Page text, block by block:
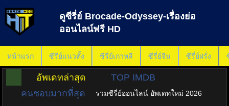
ดูซีรี่ย์ Brocade-Odyssey-เรื่องย่อ
ออนไลน์ฟรี HD
หน้าแรก ซีรีย์แนวตั้ง ซีรี่ย์เกาหลี ซีรี่ย์จีน ซีรี่ย์ฝรั่ง
อัพเดทล่าสุด
TOP IMDB
คนชอบมากที่สุด
รวมซีรี่ย์ออนไลน์ อัพเดทใหม่ 2026